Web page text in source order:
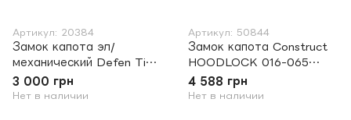
Артикул: 20384
Замок капота эл/
механический Defen Time
(сфера) универсальный
V5
3 000 грн
Нет в наличии
Артикул: 50844
Замок капота Construct
HOODLOCK 016-065
HONDA CR-V 3KEY 2017-
4 588 грн
Нет в наличии